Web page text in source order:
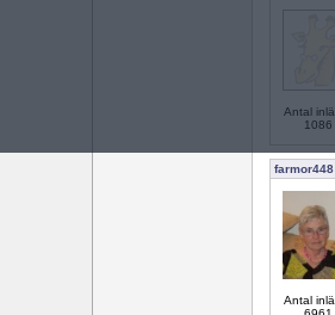
Antal
1086
farmor448
Antal